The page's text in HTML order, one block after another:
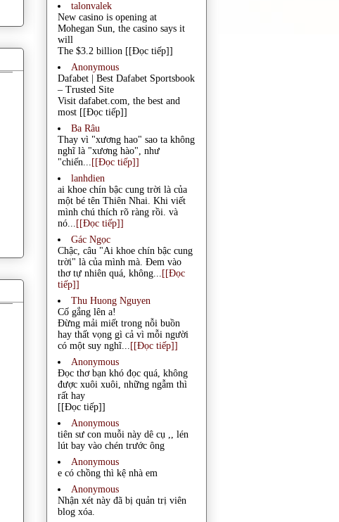
talonvalek
New casino is opening at
Mohegan Sun, the casino says it
will
The $3.2 billion [[Đọc tiếp]]
Anonymous
Dafabet | Best Dafabet Sportsbook
– Trusted Site
Visit dafabet.com, the best and
most [[Đọc tiếp]]
Ba Râu
Thay vì "xương hao" sao ta không
nghĩ là "xương hào", như
"chiến... [[Đọc tiếp]]
lanhdien
ai khoe chín bậc cung trời là của
một bé tên Thiên Nhai. Khi viết
mình chú thích rõ ràng rồi. và
nó... [[Đọc tiếp]]
Gác Ngọc
Chậc, câu "Ai khoe chín bậc cung
trời" là của mình mà. Đem vào
thơ tự nhiên quá, không... [[Đọc
tiếp]]
Thu Huong Nguyen
Cố gắng lên a!
Đừng mải miết trong nỗi buồn
hay thất vọng gì cả vì mỗi người
có một suy nghĩ... [[Đọc tiếp]]
Anonymous
Đọc thơ bạn khó đọc quá, không
được xuôi xuôi, những ngẫm thì
rất hay
[[Đọc tiếp]]
Anonymous
tiên sư con muỗi này dê cụ ,, lén
lút bay vào chén trước ông
Anonymous
e có chồng thì kệ nhà em
Anonymous
Nhận xét này đã bị quản trị viên
blog xóa.